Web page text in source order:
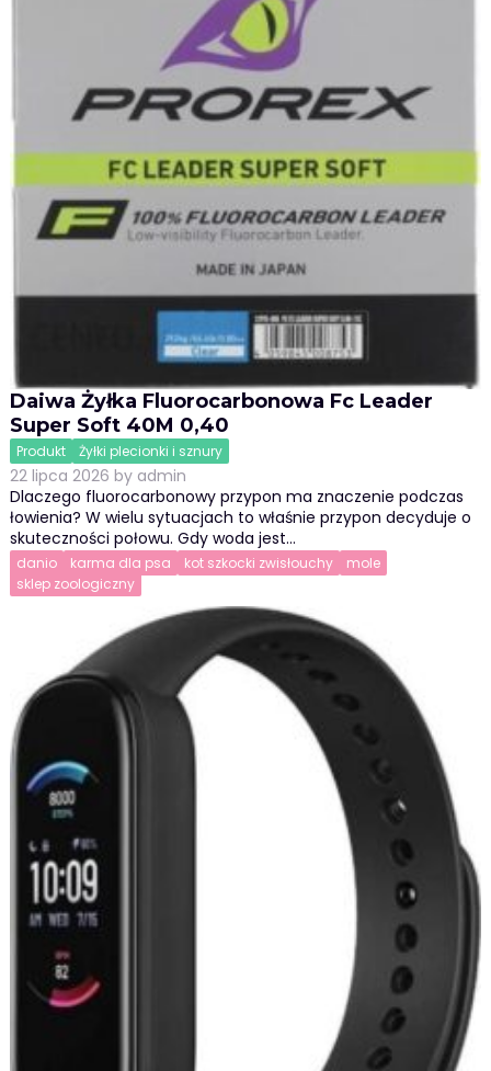
Daiwa Żyłka Fluorocarbonowa Fc Leader
Super Soft 40M 0,40
Produkt Żyłki plecionki i sznury
22 lipca 2026 by admin
Dlaczego fluorocarbonowy przypon ma znaczenie podczas
łowienia? W wielu sytuacjach to właśnie przypon decyduje o
skuteczności połowu. Gdy woda jest…
danio karma dla psa kot szkocki zwisłouchy
mole
sklep zoologiczny